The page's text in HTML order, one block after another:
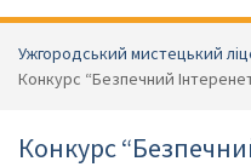
Ужгородський мистецький
Конкурс “Безпечний
Конкурс